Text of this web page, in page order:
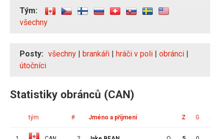
Tým:
všechny
Posty: všechny | brankáři | hráči v poli | obránci |
útočníci
Statistiky obránců (CAN)
tým # Jméno a příjmení Z G A